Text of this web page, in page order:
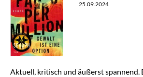
25.09.2024
Aktuell, kritisch und äußerst spannend.